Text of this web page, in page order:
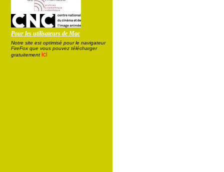
Pour les utilisateurs de Mac
Notre site est optimisé pour le navigateur
FireFox que vous pouvez télécharger
gratuitement ici